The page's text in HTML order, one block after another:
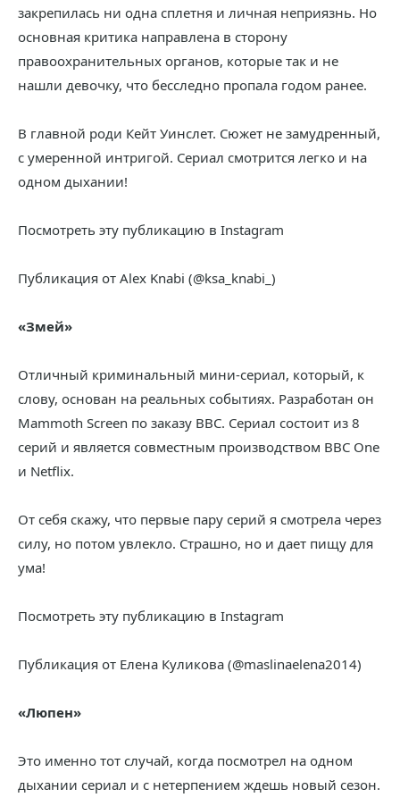
закрепилась ни одна сплетня и личная неприязнь. Но
основная критика направлена в сторону
правоохранительных органов, которые так и не
нашли девочку, что бесследно пропала годом ранее.
В главной роди Кейт Уинслет. Сюжет не замудренный,
с умеренной интригой. Сериал смотрится легко и на
одном дыхании!
Посмотреть эту публикацию в Instagram
Публикация от Alex Knabi (@ksa_knabi_)
«Змей»
Отличный криминальный мини-сериал, который, к
слову, основан на реальных событиях. Разработан он
Mammoth Screen по заказу BBC. Cериал состоит из 8
серий и является совместным производством BBC One
и Netflix.
От себя скажу, что первые пару серий я смотрела через
силу, но потом увлекло. Страшно, но и дает пищу для
ума!
Посмотреть эту публикацию в Instagram
Публикация от Елена Куликова (@maslinaelena2014)
«Люпен»
Это именно тот случай, когда посмотрел на одном
дыхании сериал и с нетерпением ждешь новый сезон.